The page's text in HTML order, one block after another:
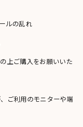
ルの乱れ
上ご購入をお願いいた
ご利用のモニターや端